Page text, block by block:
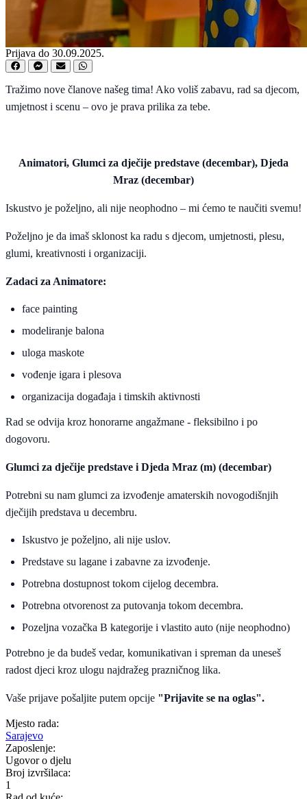
Prijava do 30.09.2025.
Tražimo nove članove našeg tima! Ako voliš zabavu, rad sa djecom,
umjetnost i scenu – ovo je prava prilika za tebe.
Animatori, Glumci za dječije predstave (decembar), Djeda
Mraz (decembar)
Iskustvo je poželjno, ali nije neophodno – mi ćemo te naučiti svemu!
Poželjno je da imaš sklonost ka radu s djecom, umjetnosti, plesu,
glumi, kreativnosti i organizaciji.
Zadaci za Animatore:
face painting
modeliranje balona
uloga maskote
vođenje igara i plesova
organizacija događaja i timskih aktivnosti
Rad se odvija kroz honorarne angažmane - fleksibilno i po
dogovoru.
Glumci za dječije predstave i Djeda Mraz (m) (decembar)
Potrebni su nam glumci za izvođenje amaterskih novogodišnjih
dječijih predstava u decembru.
Iskustvo je poželjno, ali nije uslov.
Predstave su lagane i zabavne za izvođenje.
Potrebna dostupnost tokom cijelog decembra.
Potrebna otvorenost za putovanja tokom decembra.
Pozeljna vozačka B kategorije i vlastito auto (nije neophodno)
Potrebno je da budeš vedar, komunikativan i spreman da uneseš
radost djeci kroz ulogu najdražeg prazničnog lika.
Vaše prijave pošaljite putem opcije "Prijavite se na oglas".
Mjesto rada:
Sarajevo
Zaposlenje:
Ugovor o djelu
Broj izvršilaca:
1